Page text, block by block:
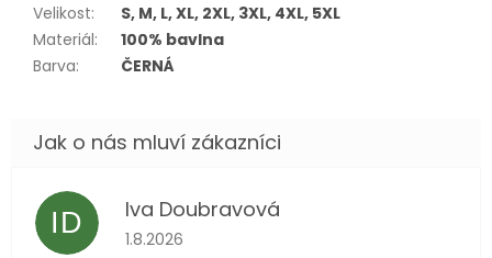
Velikost:
S, M, L, XL, 2XL, 3XL, 4XL, 5XL
Materiál:
100% bavlna
Barva: ČERNÁ
ID Iva Doubravová
Hodnocení obchodu je 5 z 5 hvězdiček.
1.8.2026